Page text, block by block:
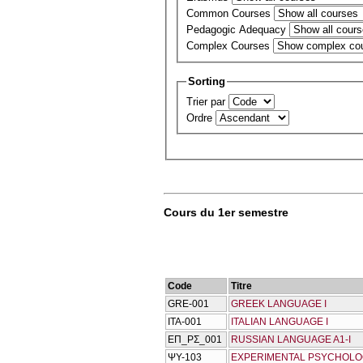
Common Courses
Pedagogic Adequacy
Complex Courses
Sorting
Trier par
Ordre
Cours du 1er semestre
Code
Titre
GRE-001
GREEK LANGUAGE I
ITA-001
ITALIAN LANGUAGE I
ΕΠ_ΡΣ_001
RUSSIAN LANGUAGE A1-I
ΨΥ-103
EXPERIMENTAL